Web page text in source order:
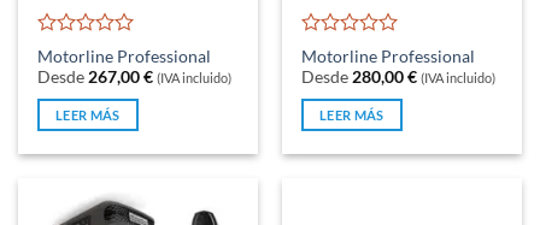
Valorado
con
0
de
5
Motorline Professional
Desde 267,00€ (IVA incluido)
LEER MÁS
Valorado
con
0
de
5
Motorline Professional
Desde 280,00€ (IVA incluido)
LEER MÁS